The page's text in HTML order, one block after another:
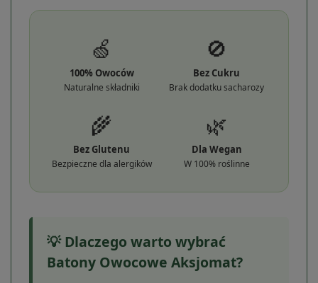
🍏
100% Owoców
Naturalne składniki
🚫
Bez Cukru
Brak dodatku sacharozy
🌾
Bez Glutenu
Bezpieczne dla alergików
🌿
Dla Wegan
W 100% roślinne
💡 Dlaczego warto wybrać
Batony Owocowe Aksjomat?